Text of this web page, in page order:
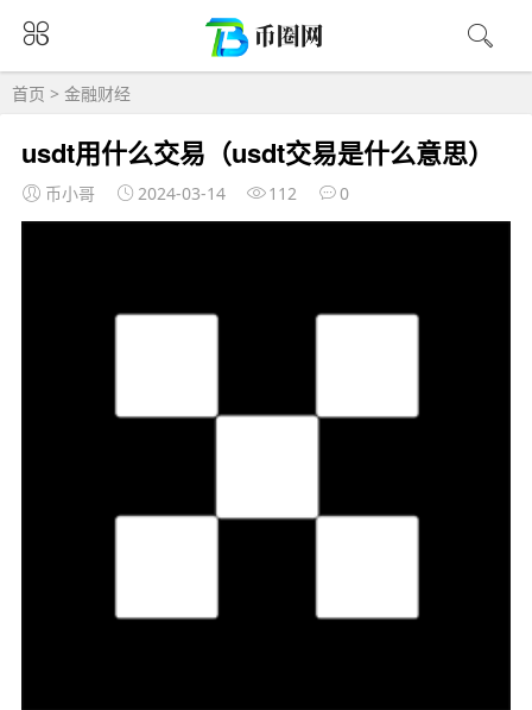
首页 > 金融财经
usdt用什么交易（usdt交易是什么意思）
币小哥 2024-03-14 112 0